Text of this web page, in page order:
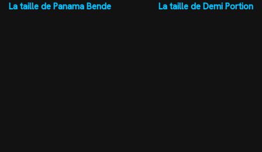
La taille de Panama Bende La taille de Demi Portion